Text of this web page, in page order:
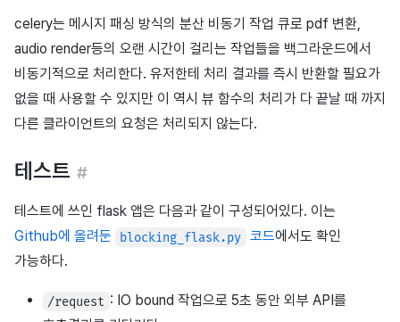
celery는 메시지 패싱 방식의 분산 비동기 작업 큐로 pdf 변환,
audio render등의 오랜 시간이 걸리는 작업들을 백그라운드에서
비동기적으로 처리한다. 유저한테 처리 결과를 즉시 반환할 필요가
없을 때 사용할 수 있지만 이 역시 뷰 함수의 처리가 다 끝날 때 까지
다른 클라이언트의 요청은 처리되지 않는다.
테스트 #
테스트에 쓰인 flask 앱은 다음과 같이 구성되어있다. 이는
Github에 올려둔
blocking_flask.py 코드에서도 확인
가능하다.
/request : IO bound 작업으로 5초 동안 외부 API를